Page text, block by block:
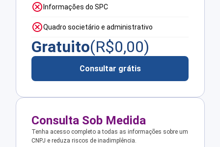
Informações do SPC
Quadro societário e administrativo
Gratuito(R$0,00)
Consultar grátis
Consulta Sob Medida
Tenha acesso completo a todas as informações sobre um
CNPJ e reduza riscos de inadimplência.